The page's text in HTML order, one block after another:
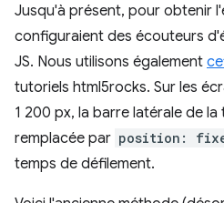
Jusqu'à présent, pour obtenir
configuraient des écouteurs
JS. Nous utilisons également
tutoriels html5rocks. Sur les
1 200 px, la barre latérale de
remplacée par position:
temps de défilement.